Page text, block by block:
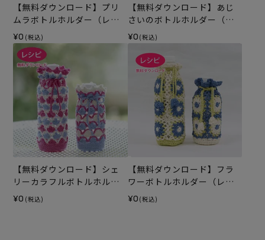
【無料ダウンロード】プリ
ムラボトルホルダー（レシ
ピ）
¥0 (税込)
【無料ダウンロード】あじ
さいのボトルホルダー（レ
シピ）
¥0 (税込)
【無料ダウンロード】シェ
リーカラフルボトルホルダ
ー（レシピ）
¥0 (税込)
【無料ダウンロード】フラ
ワーボトルホルダー（レシ
ピ）
¥0 (税込)